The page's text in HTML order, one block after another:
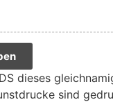
dieses
sind